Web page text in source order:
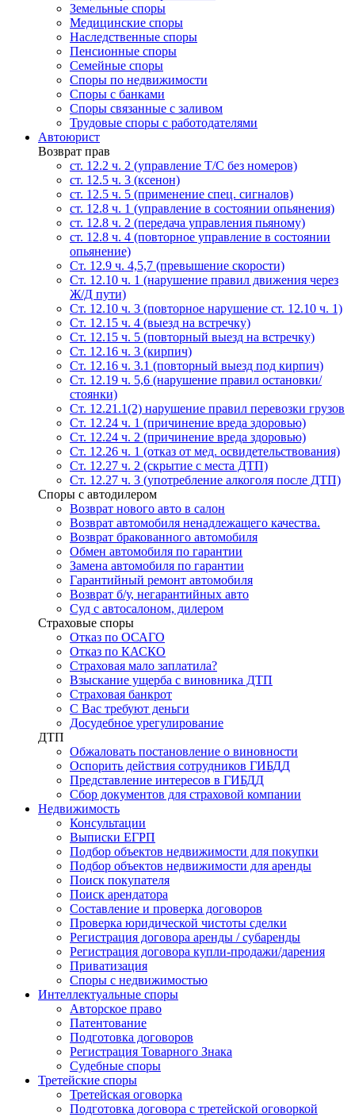
Земельные споры
Медицинские споры
Наследственные споры
Пенсионные споры
Семейные споры
Cпоры по недвижимости
Споры с банками
Споры связанные с заливом
Трудовые споры с работодателями
Автоюрист
Возврат прав
ст. 12.2 ч. 2 (управление Т/С без номеров)
ст. 12.5 ч. 3 (ксенон)
ст. 12.5 ч. 5 (применение спец. сигналов)
cт. 12.8 ч. 1 (управление в состоянии опьянения)
ст. 12.8 ч. 2 (передача управления пьяному)
ст. 12.8 ч. 4 (повторное управление в состоянии
опьянение)
Ст. 12.9 ч. 4,5,7 (превышение скорости)
Ст. 12.10 ч. 1 (нарушение правил движения через
Ж/Д пути)
Ст. 12.10 ч. 3 (повторное нарушение ст. 12.10 ч. 1)
Ст. 12.15 ч. 4 (выезд на встречку)
Ст. 12.15 ч. 5 (повторный выезд на встречку)
Ст. 12.16 ч. 3 (кирпич)
Ст. 12.16 ч. 3.1 (повторный выезд под кирпич)
Ст. 12.19 ч. 5,6 (нарушение правил остановки/
стоянки)
Ст. 12.21.1(2) нарушение правил перевозки грузов
Ст. 12.24 ч. 1 (причинение вреда здоровью)
Ст. 12.24 ч. 2 (причинение вреда здоровью)
Ст. 12.26 ч. 1 (отказ от мед. освидетельствования)
Ст. 12.27 ч. 2 (скрытие с места ДТП)
Ст. 12.27 ч. 3 (употребление алкоголя после ДТП)
Споры с автодилером
Возврат нового авто в салон
Возврат автомобиля ненадлежащего качества.
Возврат бракованного автомобиля
Обмен автомобиля по гарантии
Замена автомобиля по гарантии
Гарантийный ремонт автомобиля
Возврат б/у, негарантийных авто
Суд с автосалоном, дилером
Страховые споры
Отказ по ОСАГО
Отказ по КАСКО
Страховая мало заплатила?
Взыскание ущерба с виновника ДТП
Страховая банкрот
С Вас требуют деньги
Досудебное урегулирование
ДТП
Обжаловать постановление о виновности
Оспорить действия сотрудников ГИБДД
Представление интересов в ГИБДД
Сбор документов для страховой компании
Недвижимость
Консультации
Выписки ЕГРП
Подбор объектов недвижимости для покупки
Подбор объектов недвижимости для аренды
Поиск покупателя
Поиск арендатора
Составление и проверка договоров
Проверка юридической чистоты сделки
Регистрация договора аренды / субаренды
Регистрация договора купли-продажи/дарения
Приватизация
Cпоры с недвижимостью
Интеллектуальные споры
Авторское право
Патентование
Подготовка договоров
Регистрация Товарного Знака
Судебные споры
Третейские споры
Третейская оговорка
Подготовка договора с третейской оговоркой